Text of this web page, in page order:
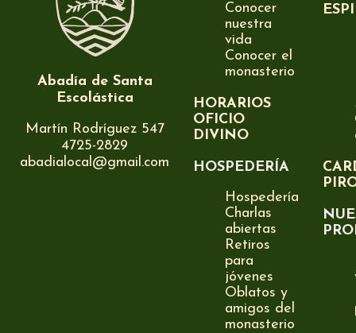
Abadía de Santa
Escolástica
Martín Rodríguez 547
4725-2829
abadialocal@gmail.com
Conocer
nuestra
vida
Conocer el
monasterio
HORARIOS
OFICIO
DIVINO
HOSPEDERÍA
Hospedería
Charlas
abiertas
Retiros
para
jóvenes
Oblatos y
amigos del
monasterio